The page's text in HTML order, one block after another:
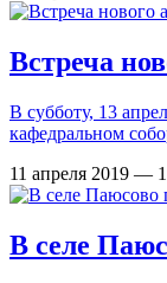
Встреча
В субботу, 13
кафедральном
11 апреля 2019 —
В селе